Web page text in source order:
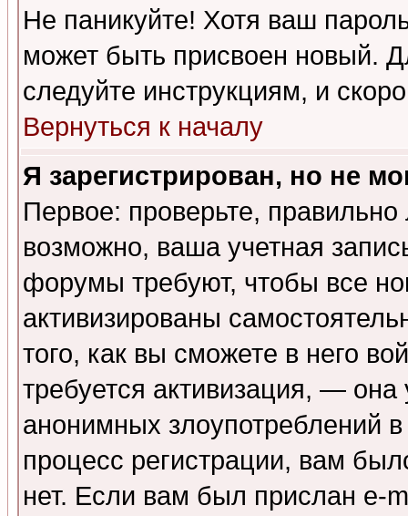
Не паникуйте! Хотя ваш
может быть присвоен новый.
следуйте инструкциям, и
Вернуться к началу
Я зарегистрирован, но не
Первое: проверьте,
возможно, ваша учетная
форумы требуют, чтобы все
активизированы
того, как вы сможете в него
требуется активизация, —
анонимных злоупотреблений
процесс регистрации, вам
нет. Если вам был прислан e-